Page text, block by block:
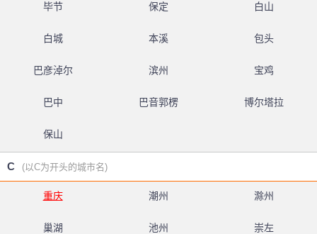
毕节 保定 白山
白城 本溪 包头
巴彦淖尔 滨州 宝鸡
巴中 巴音郭楞 博尔塔拉
保山
C (以C为开头的城市名)
重庆 潮州 滁州
巢湖 池州 崇左